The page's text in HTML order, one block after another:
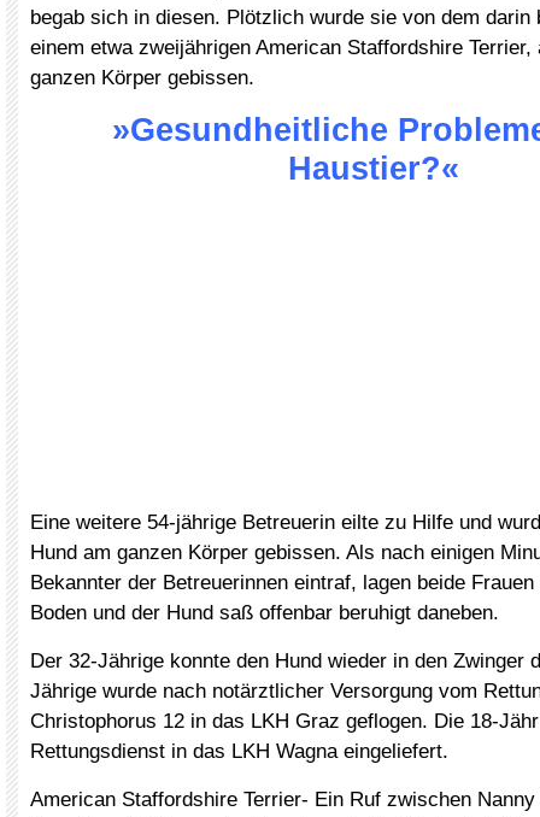
begab sich in diesen. Plötzlich wurde sie von dem darin
einem etwa zweijährigen American Staffordshire Terrier,
ganzen Körper gebissen.
»Gesundheitliche
Haustier?«
Eine weitere 54-jährige Betreuerin eilte zu Hilfe und
Hund am ganzen Körper gebissen. Als nach einigen
Bekannter der Betreuerinnen eintraf, lagen beide
Boden und der Hund saß offenbar beruhigt daneben.
Der 32-Jährige konnte den Hund wieder in den Zwinger
Jährige wurde nach notärztlicher Versorgung vom
Christophorus 12 in das LKH Graz geflogen. Die 18-
Rettungsdienst in das LKH Wagna eingeliefert.
American Staffordshire Terrier- Ein Ruf zwischen Nanny